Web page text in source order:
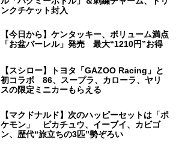
ンクチケット封入
【今日から】ケンタッキー、ボリューム満点
「お盆バーレル」発売 最大“1210円”お得
【スシロー】トヨタ「GAZOO Racing」と
初コラボ 86、スープラ、カローラ、ヤリ
スの限定ミニカーもらえる
【マクドナルド】次のハッピーセットは「ポ
ケモン」 ピカチュウ、イーブイ、カビゴ
ン、歴代“旅立ちの3匹”勢ぞろい